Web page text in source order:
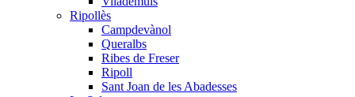
Ripollès
Campdevànol
Queralbs
Ribes de Freser
Ripoll
Sant Joan de les Abadesses